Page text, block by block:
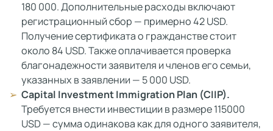
180 000. Дополнительные расходы включают
регистрационный сбор — примерно 42 USD.
Получение сертификата о гражданстве стоит
около 84 USD. Также оплачивается проверка
благонадежности заявителя и членов его семьи,
указанных в заявлении — 5 000 USD.
Capital InvestmentImmigrationPlan (CIIP).
Требуется внести инвестиции в размере 115000
USD — сумма одинакова как для одного заявителя,